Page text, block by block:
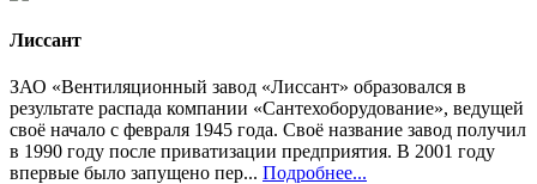
Лиссант
ЗАО «Вентиляционный завод «Лиссант» образовался в
результате распада компании «Сантехоборудование», ведущей
своё начало с февраля 1945 года. Своё название завод получил
в 1990 году после приватизации предприятия. В 2001 году
впервые было запущено пер... Подробнее...